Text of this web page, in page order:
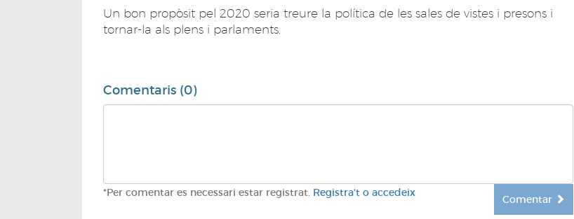
Un bon propòsit pel 2020 seria treure la política de les sales de vistes i presons i
tornar-la als plens i parlaments.
Comentaris (0)
*Per comentar es necessari estar registrat. Registra't o accedeix
Comentar